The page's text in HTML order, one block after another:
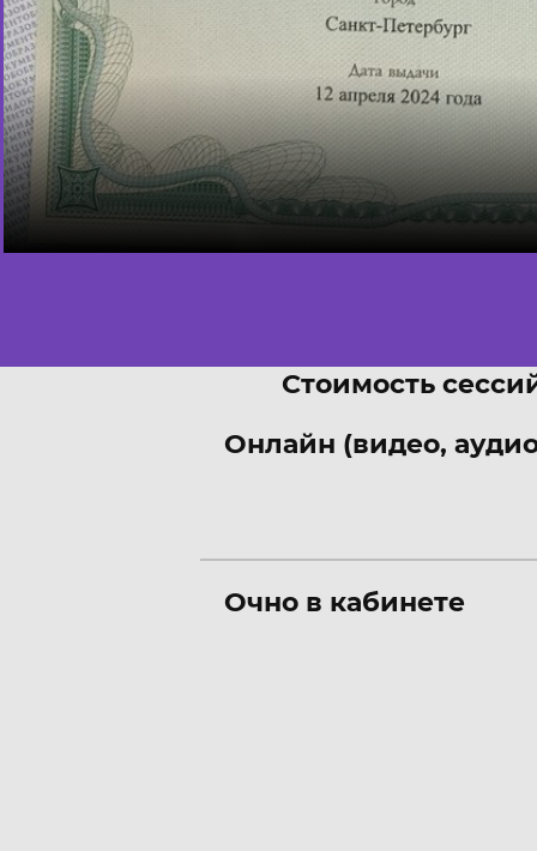
Стоимость
Онлайн (видео,
Очно в кабинете